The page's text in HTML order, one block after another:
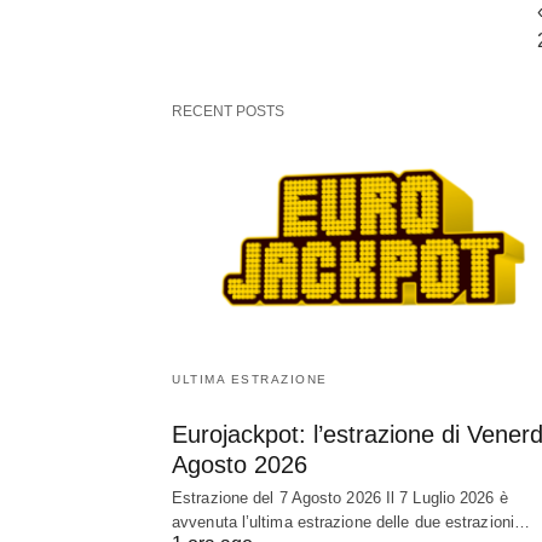
RECENT POSTS
ULTIMA ESTRAZIONE
Eurojackpot: l’estrazione di
Agosto 2026
Estrazione del 7 Agosto 2026 Il 7 Luglio 2026 è
avvenuta l’ultima estrazione delle due estrazioni…